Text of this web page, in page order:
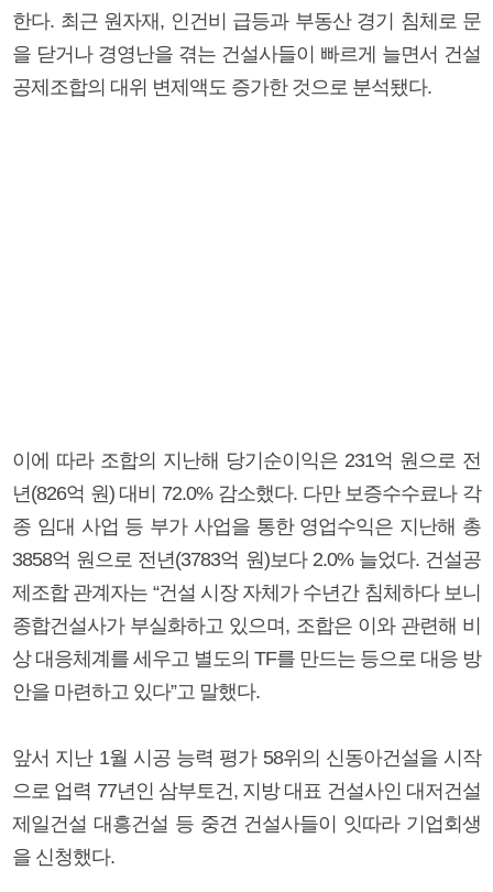
한다. 최근 원자재, 인건비 급등과 부동산 경기 침체로 문
을 닫거나 경영난을 겪는 건설사들이 빠르게 늘면서 건설
공제조합의 대위 변제액도 증가한 것으로 분석됐다.
이에 따라 조합의 지난해 당기순이익은 231억 원으로 전
년(826억 원) 대비 72.0% 감소했다. 다만 보증수수료나 각
종 임대 사업 등 부가 사업을 통한 영업수익은 지난해 총
3858억 원으로 전년(3783억 원)보다 2.0% 늘었다. 건설공
제조합 관계자는 “건설 시장 자체가 수년간 침체하다 보니
종합건설사가 부실화하고 있으며, 조합은 이와 관련해 비
상 대응체계를 세우고 별도의 TF를 만드는 등으로 대응 방
안을 마련하고 있다”고 말했다.
앞서 지난 1월 시공 능력 평가 58위의 신동아건설을 시작
으로 업력 77년인 삼부토건, 지방 대표 건설사인 대저건설
제일건설 대흥건설 등 중견 건설사들이 잇따라 기업회생
을 신청했다.